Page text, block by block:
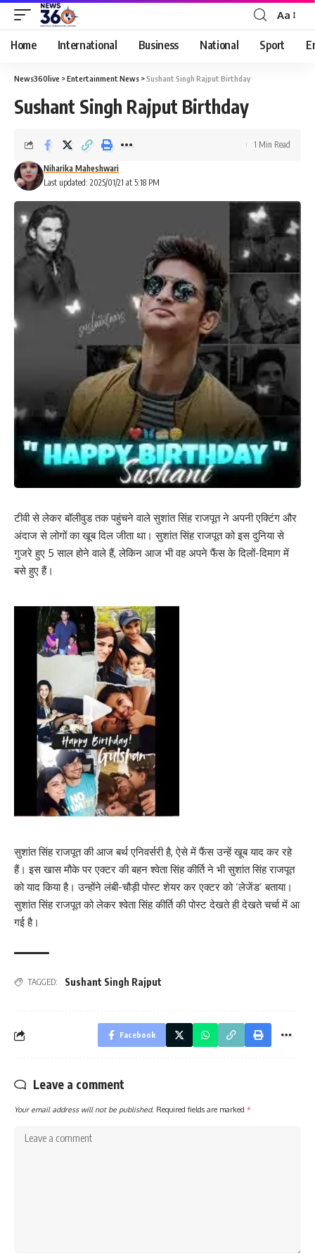
Aa
Home International Business National Sport
News360live >Entertainment News >Sushant Singh Rajput Birthday
Sushant Singh Rajput Birthday
Last updated: 2025/01/21 at 5:18 PM
Niharika Maheshwari
1 Min Read
टीवी से लेकर बॉलीवुड तक पहुंचने वाले सुशांत सिंह राजपूत ने अपनी एक्टिंग और
अंदाज से लोगों का खूब दिल जीता था। सुशांत सिंह राजपूत को इस दुनिया से
गुजरे हुए 5 साल होने वाले हैं, लेकिन आज भी वह अपने फैंस के दिलों-दिमाग में
बसे हुए हैं।
सुशांत सिंह राजपूत की आज बर्थ एनिवर्सरी है, ऐसे में फैंस उन्हें खूब याद कर रहे
हैं। इस खास मौके पर एक्टर की बहन श्वेता सिंह कीर्ति ने भी सुशांत सिंह राजपूत
को याद किया है। उन्होंने लंबी-चौड़ी पोस्ट शेयर कर एक्टर को ‘लेजेंड’ बताया।
सुशांत सिंह राजपूत को लेकर श्वेता सिंह कीर्ति की पोस्ट देखते ही देखते चर्चा में आ
गई है।
TAGGED: Sushant Singh Rajput
Facebook
Leave a comment
Your email address will not be published. Required fields are marked *